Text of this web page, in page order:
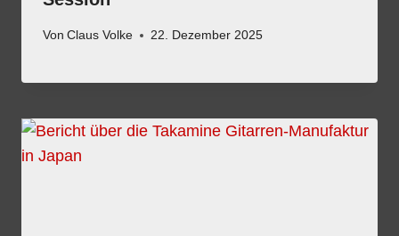
Von Claus Volke 22. Dezember 2025